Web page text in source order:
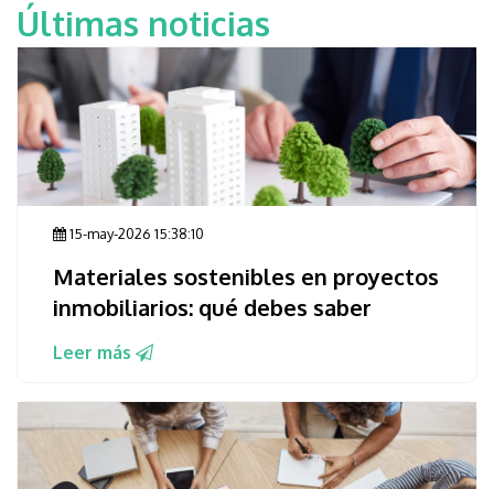
Últimas noticias
15-may-2026 15:38:10
Materiales sostenibles en proyectos
inmobiliarios: qué debes saber
Leer más